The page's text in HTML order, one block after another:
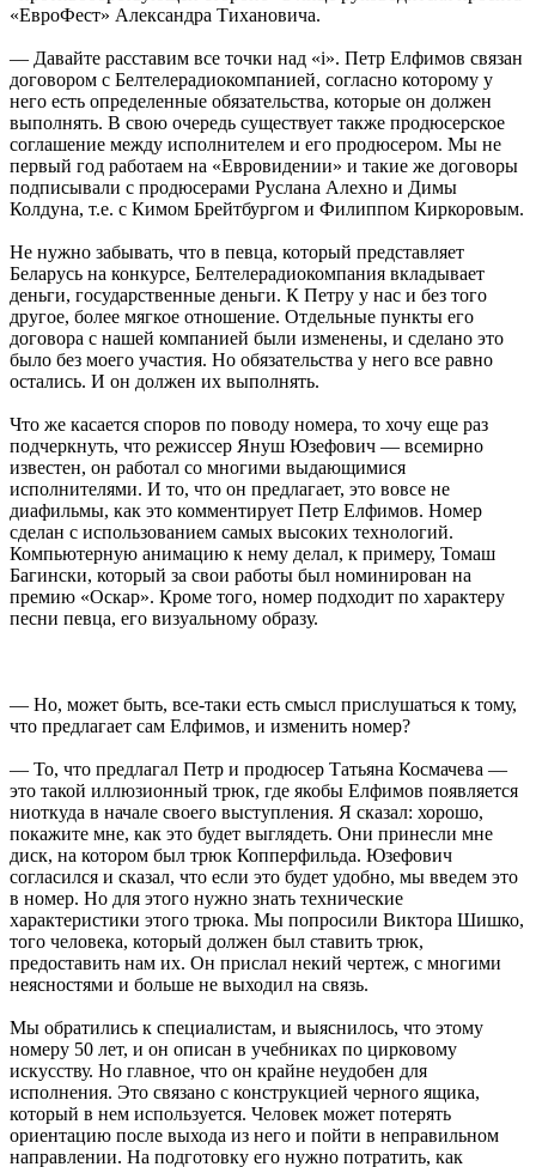
«ЕвроФест» Александра Тихановича.
— Давайте расставим все точки над «i». Петр Елфимов связан
договором с Белтелерадиокомпанией, согласно которому у
него есть определенные обязательства, которые он должен
выполнять. В свою очередь существует также продюсерское
соглашение между исполнителем и его продюсером. Мы не
первый год работаем на «Евровидении» и такие же договоры
подписывали с продюсерами Руслана Алехно и Димы
Колдуна, т.е. с Кимом Брейтбургом и Филиппом Киркоровым.
Не нужно забывать, что в певца, который представляет
Беларусь на конкурсе, Белтелерадиокомпания вкладывает
деньги, государственные деньги. К Петру у нас и без того
другое, более мягкое отношение. Отдельные пункты его
договора с нашей компанией были изменены, и сделано это
было без моего участия. Но обязательства у него все равно
остались. И он должен их выполнять.
Что же касается споров по поводу номера, то хочу еще раз
подчеркнуть, что режиссер Януш Юзефович — всемирно
известен, он работал со многими выдающимися
исполнителями. И то, что он предлагает, это вовсе не
диафильмы, как это комментирует Петр Елфимов. Номер
сделан с использованием самых высоких технологий.
Компьютерную анимацию к нему делал, к примеру, Томаш
Багински, который за свои работы был номинирован на
премию «Оскар». Кроме того, номер подходит по характеру
песни певца, его визуальному образу.
— Но, может быть, все-таки есть смысл прислушаться к тому,
что предлагает сам Елфимов, и изменить номер?
— То, что предлагал Петр и продюсер Татьяна Космачева —
это такой иллюзионный трюк, где якобы Елфимов появляется
ниоткуда в начале своего выступления. Я сказал: хорошо,
покажите мне, как это будет выглядеть. Они принесли мне
диск, на котором был трюк Копперфильда. Юзефович
согласился и сказал, что если это будет удобно, мы введем это
в номер. Но для этого нужно знать технические
характеристики этого трюка. Мы попросили Виктора Шишко,
того человека, который должен был ставить трюк,
предоставить нам их. Он прислал некий чертеж, с многими
неясностями и больше не выходил на связь.
Мы обратились к специалистам, и выяснилось, что этому
номеру 50 лет, и он описан в учебниках по цирковому
искусству. Но главное, что он крайне неудобен для
исполнения. Это связано с конструкцией черного ящика,
который в нем используется. Человек может потерять
ориентацию после выхода из него и пойти в неправильном
направлении. На подготовку его нужно потратить, как